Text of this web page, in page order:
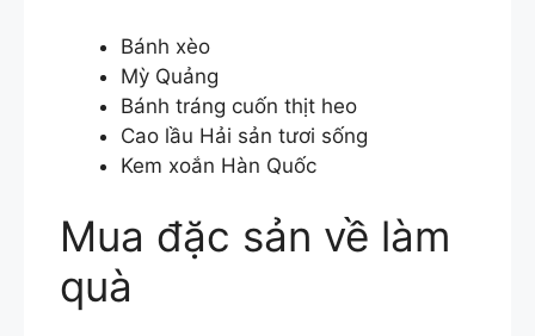
Bánh xèo
Mỳ Quảng
Bánh tráng cuốn thịt heo
Cao lầu Hải sản tươi sống
Kem xoắn Hàn Quốc
Mua đặc sản về làm
quà